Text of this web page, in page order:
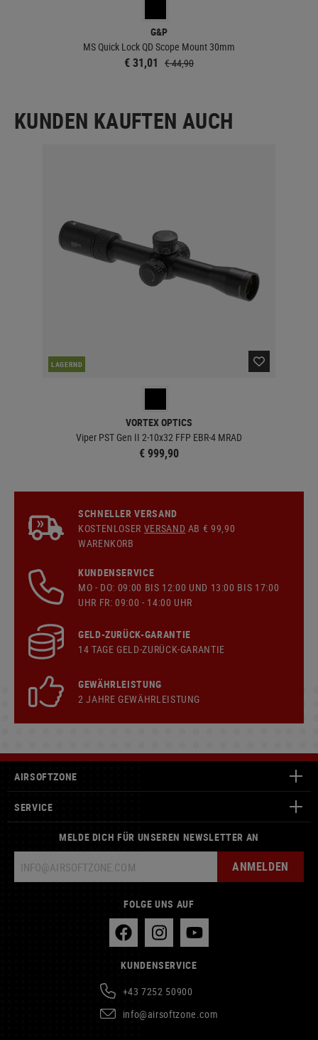
G&P
MS Quick Lock QD Scope Mount 30mm
€ 31,01 € 44,90
KUNDEN KAUFTEN AUCH
LAGERND
VORTEX OPTICS
Viper PST Gen II 2-10x32 FFP EBR-4 MRAD
€ 999,90
SCHNELLER VERSAND
KOSTENLOSER VERSAND AB € 99,90
WARENKORB
KUNDENSERVICE
MO - DO: 09:00 BIS 12:00 UND 13:00 BIS 17:00
UHR FR: 09:00 - 14:00 UHR
GELD-ZURÜCK-GARANTIE
14 TAGE GELD-ZURÜCK-GARANTIE
GEWÄHRLEISTUNG
2 JAHRE GEWÄHRLEISTUNG
AIRSOFTZONE
SERVICE
MELDE DICH FÜR UNSEREN NEWSLETTER AN
ANMELDEN
FOLGE UNS AUF
KUNDENSERVICE
+43 7252 50900
info@airsoftzone.com